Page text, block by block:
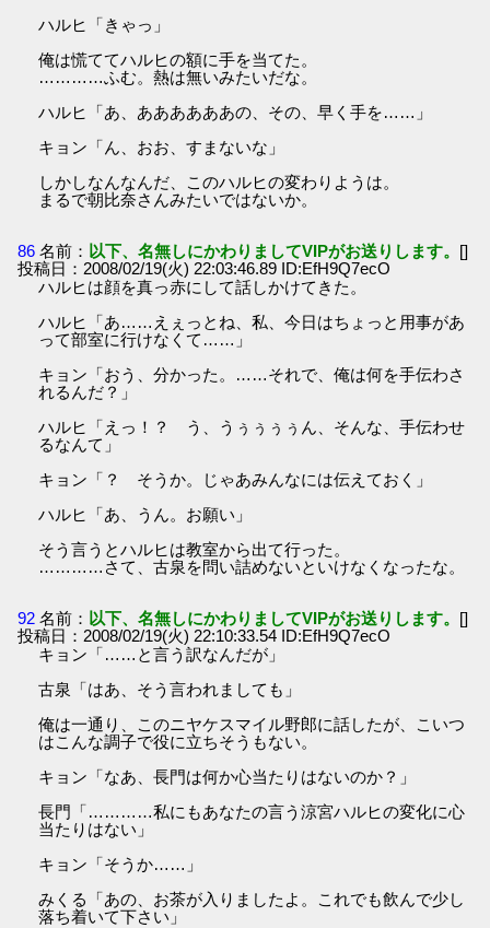
ハルヒ「きゃっ」
俺は慌ててハルヒの額に手を当てた。
…………ふむ。熱は無いみたいだな。
ハルヒ「あ、ああああああの、その、早く手を……」
キョン「ん、おお、すまないな」
しかしなんなんだ、このハルヒの変わりようは。
まるで朝比奈さんみたいではないか。
86 名前： 以下、名無しにかわりましてVIPがお送りします。 []
投稿日：2008/02/19(火) 22:03:46.89 ID:EfH9Q7ecO
ハルヒは顔を真っ赤にして話しかけてきた。
ハルヒ「あ……えぇっとね、私、今日はちょっと用事があ
って部室に行けなくて……」
キョン「おう、分かった。……それで、俺は何を手伝わさ
れるんだ？」
ハルヒ「えっ！？ う、うぅぅぅぅん、そんな、手伝わせ
るなんて」
キョン「？ そうか。じゃあみんなには伝えておく」
ハルヒ「あ、うん。お願い」
そう言うとハルヒは教室から出て行った。
…………さて、古泉を問い詰めないといけなくなったな。
92 名前： 以下、名無しにかわりましてVIPがお送りします。 []
投稿日：2008/02/19(火) 22:10:33.54 ID:EfH9Q7ecO
キョン「……と言う訳なんだが」
古泉「はあ、そう言われましても」
俺は一通り、このニヤケスマイル野郎に話したが、こいつ
はこんな調子で役に立ちそうもない。
キョン「なあ、長門は何か心当たりはないのか？」
長門「…………私にもあなたの言う涼宮ハルヒの変化に心
当たりはない」
キョン「そうか……」
みくる「あの、お茶が入りましたよ。これでも飲んで少し
落ち着いて下さい」